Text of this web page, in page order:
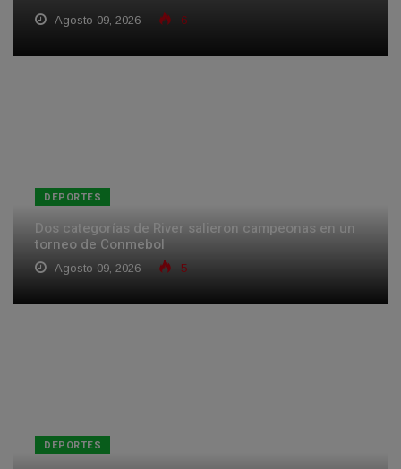
Agosto 09, 2026 6
DEPORTES
Dos categorías de River salieron campeonas en un
torneo de Conmebol
Agosto 09, 2026 5
DEPORTES